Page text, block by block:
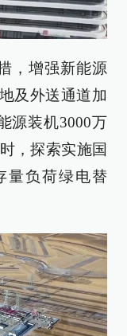
，增强新能源
及外送通道加
源装机3000万
，探索实施国
量负荷绿电替